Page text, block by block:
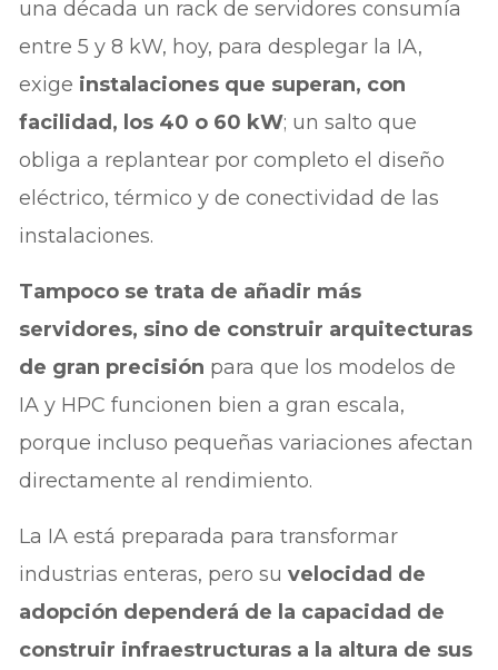
una década un rack de servidores consumía
entre 5 y 8 kW, hoy, para desplegar la IA,
exige instalaciones que superan, con
facilidad, los 40 o 60 kW; un salto que
obliga a replantear por completo el diseño
eléctrico, térmico y de conectividad de las
instalaciones.
Tampoco se trata de añadir más
servidores, sino de construir arquitecturas
de gran precisión para que los modelos de
IA y HPC funcionen bien a gran escala,
porque incluso pequeñas variaciones afectan
directamente al rendimiento.
La IA está preparada para transformar
industrias enteras, pero su velocidad de
adopción dependerá de la capacidad de
construir infraestructuras a la altura de sus